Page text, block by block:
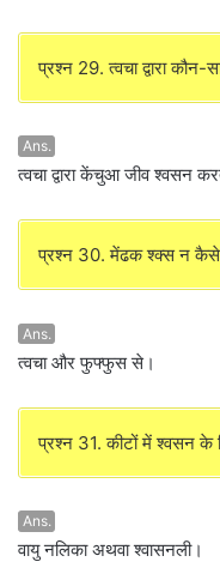
प्रश्न 29. त्वचा द्वारा
Ans.
त्वचा द्वारा केंचुआ जीव श्वसन
प्रश्न 30. मेंढक श्क्स न कैसे
Ans.
त्वचा और फुफ्फुस से।
प्रश्न 31. कीटों में श्वसन के
Ans.
वायु नलिका अथवा श्वासनली।